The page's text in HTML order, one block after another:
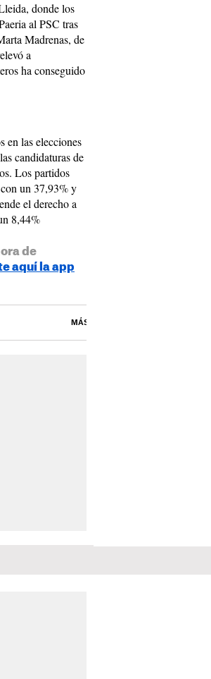
donde los
al PSC tras
Madrenas, de
a
ha conseguido
en las elecciones
candidaturas de
Los partidos
un 37,93% y
el derecho a
8,44%
de
aquí la app
MÁS